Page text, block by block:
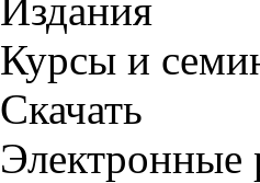
Издания
Курсы и
Скачать
Электронные